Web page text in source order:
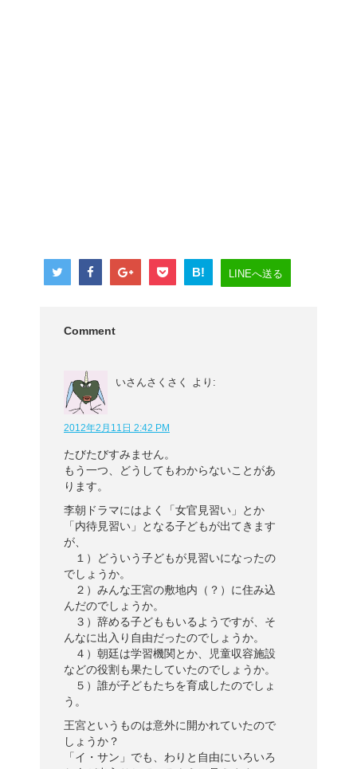
B! LINEへ送る
Comment
いさんさくさく より:
2012年2月11日 2:42 PM
たびたびすみません。
もう一つ、どうしてもわからないことがあ
ります。
李朝ドラマにはよく「女官見習い」とか
「内待見習い」となる子どもが出てきます
が、
１）どういう子どもが見習いになったの
でしょうか。
２）みんな王宮の敷地内（？）に住み込
んだのでしょうか。
３）辞める子どももいるようですが、そ
んなに出入り自由だったのでしょうか。
４）朝廷は学習機関とか、児童収容施設
などの役割も果たしていたのでしょうか。
５）誰が子どもたちを育成したのでしょ
う。
王宮というものは意外に開かれていたので
しょうか？
「イ・サン」でも、わりと自由にいろいろ